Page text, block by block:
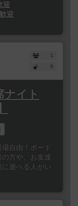
迎
迎
1
0
ナイト
自由！ボード
方や、お友達
遊べる人がい